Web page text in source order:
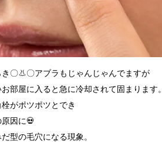
〇👃〇アブラもじゃんじゃんでますが
部屋に入ると急に冷却されて固まります。
がポツポツとでき
因に💀
型の毛穴になる現象。